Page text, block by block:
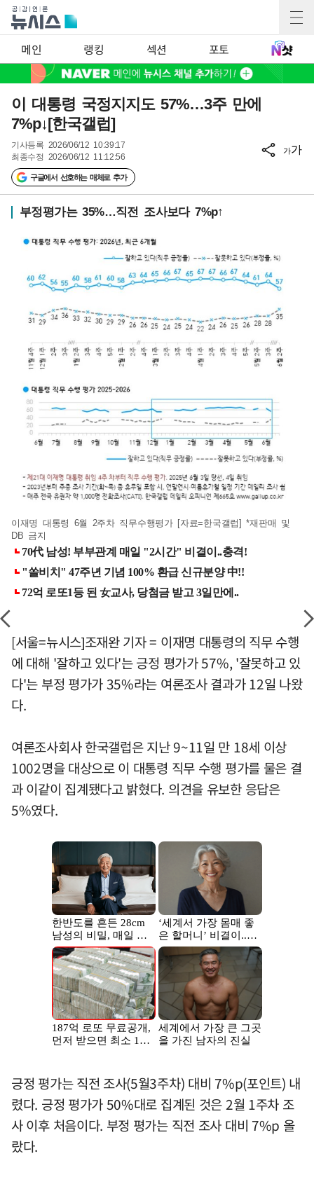
메인 랭킹 섹션 포토
이 대통령 국정지지도 57%…3주 만에
7%p↓[한국갤럽]
기사등록 2026/06/12 10:39:17
최종수정 2026/06/12 11:12:56
구글에서 선호하는 매체로 추가
가가
부정평가는 35%…직전 조사보다 7%p↑
이재명 대통령 6월 2주차 직무수행평가 [자료=한국갤럽] *재판매 및
DB 금지
[서울=뉴시스]조재완 기자 = 이재명 대통령의 직무 수행
에 대해 '잘하고 있다'는 긍정 평가가 57%, '잘못하고 있
다'는 부정 평가가 35%라는 여론조사 결과가 12일 나왔
다.
여론조사회사 한국갤럽은 지난 9~11일 만 18세 이상
1002명을 대상으로 이 대통령 직무 수행 평가를 물은 결
과 이같이 집계됐다고 밝혔다. 의견을 유보한 응답은
5%였다.
긍정 평가는 직전 조사(5월3주차) 대비 7%p(포인트) 내
렸다. 긍정 평가가 50%대로 집계된 것은 2월 1주차 조
사 이후 처음이다. 부정 평가는 직전 조사 대비 7%p 올
랐다.